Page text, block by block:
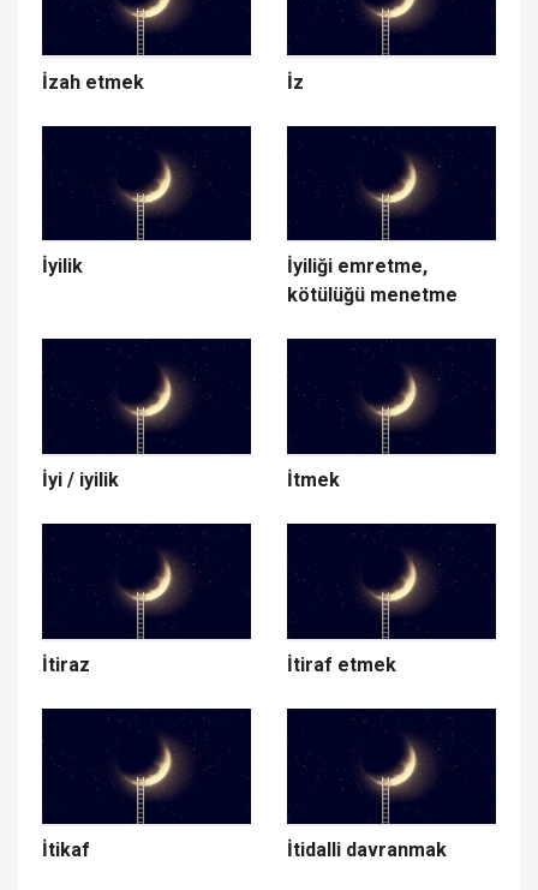
İzah etmek İz
İyilik
İyiliği emretme,
kötülüğü menetme
İyi / iyilik İtmek
İtiraz İtiraf etmek
İtikaf İtidalli davranmak